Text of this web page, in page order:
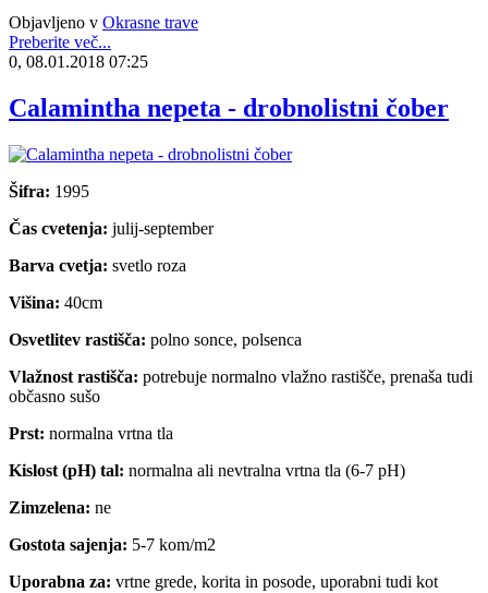
Objavljeno v Okrasne trave
Preberite več...
0, 08.01.2018 07:25
Calamintha nepeta - drobnolistni čober
Šifra: 1995
Čas cvetenja: julij-september
Barva cvetja: svetlo roza
Višina: 40cm
Osvetlitev rastišča: polno sonce, polsenca
Vlažnost rastišča: potrebuje normalno vlažno rastišče, prenaša tudi
občasno sušo
Prst: normalna vrtna tla
Kislost (pH) tal: normalna ali nevtralna vrtna tla (6-7 pH)
Zimzelena: ne
Gostota sajenja: 5-7 kom/m2
Uporabna za: vrtne grede, korita in posode, uporabni tudi kot